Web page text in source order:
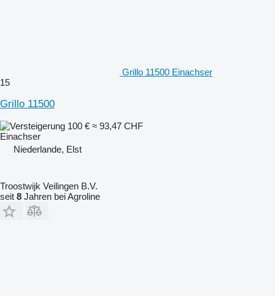
Grillo 11500 Einachser
15
Grillo 11500
100 € ≈ 93,47 CHF
Einachser
Niederlande, Elst
Troostwijk Veilingen B.V.
seit 8 Jahren bei Agroline